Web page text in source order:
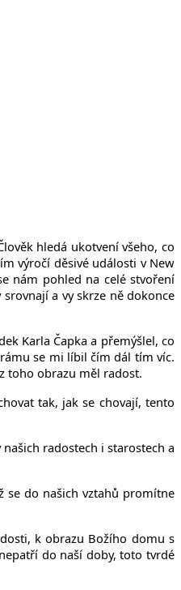
hledá ukotvení všeho, co
výročí děsivé události v New
nám pohled na celé stvoření
a vy skrze ně dokonce
Karla Čapka a přemýšlel, co
se mi líbil čím dál tím víc.
toho obrazu měl radost.
tak, jak se chovají, tento
radostech i starostech a
se do našich vztahů promítne
k obrazu Božího domu s
do naší doby, toto tvrdé